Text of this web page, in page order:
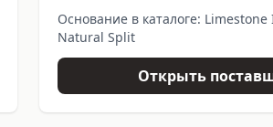
Основание в каталоге:
Natural Split
Открыть